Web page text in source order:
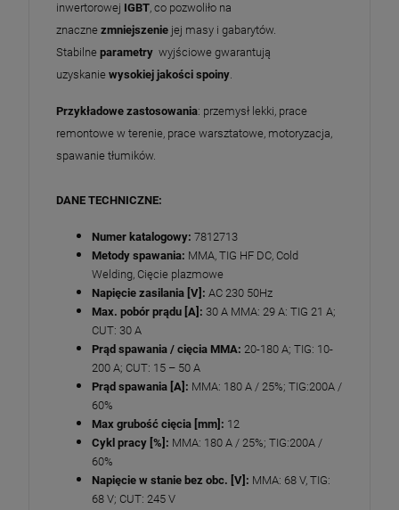
inwertorowej IGBT, co pozwoliło na
znaczne zmniejszenie jej masy i gabarytów.
Stabilne parametry wyjściowe gwarantują
uzyskanie wysokiej jakości spoiny.
Przykładowe zastosowania: przemysł lekki, prace
remontowe w terenie, prace warsztatowe, motoryzacja,
spawanie tłumików.
DANE TECHNICZNE:
Numer katalogowy: 7812713
Metody spawania: MMA, TIG HF DC, Cold
Welding, Cięcie plazmowe
Napięcie zasilania [V]: AC 230 50Hz
Max. pobór prądu [A]: 30 A MMA: 29 A: TIG 21 A;
CUT: 30 A
Prąd spawania / cięcia MMA: 20-180 A; TIG: 10-
200 A; CUT: 15 – 50 A
Prąd spawania [A]: MMA: 180 A / 25%; TIG:200A /
60%
Max grubość cięcia [mm]: 12
Cykl pracy [%]: MMA: 180 A / 25%; TIG:200A /
60%
Napięcie w stanie bez obc. [V]: MMA: 68 V, TIG:
68 V; CUT: 245 V